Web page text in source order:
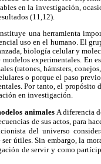
en la investigación,
(11,12).
una herramienta
uso en el humano. El
biología celular y
experimentales. En
(ratones, hámsters,
o porque el paso
Por tanto, el
en investigación.
animales A diferencia
de sus actos, para
del universo
útiles. Sin embargo, la
de servir y como